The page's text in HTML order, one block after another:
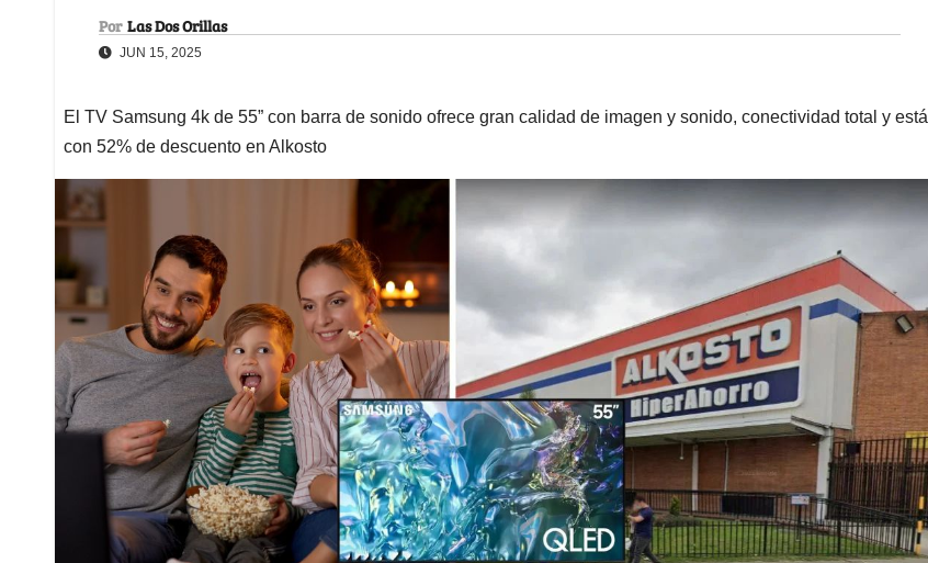
Por Las Dos Orillas
JUN 15, 2025
El TV Samsung 4k de 55” con barra de sonido ofrece gran calidad de imagen y sonido, conectividad total y está
con 52% de descuento en Alkosto